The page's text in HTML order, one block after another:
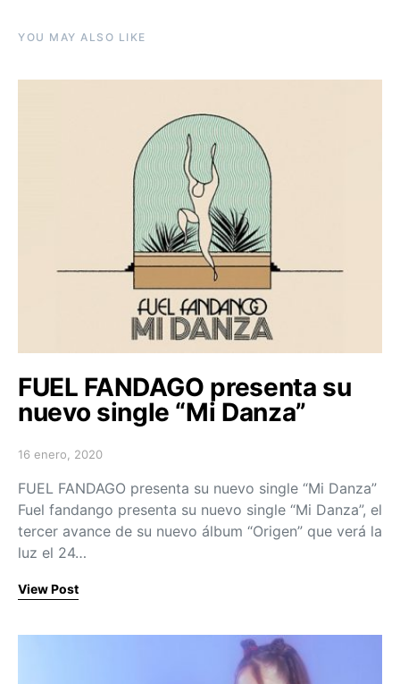
YOU MAY ALSO LIKE
FUEL FANDAGO presenta su
nuevo single “Mi Danza”
Posted on
16 enero, 2020
FUEL FANDAGO presenta su nuevo single “Mi Danza”
Fuel fandango presenta su nuevo single “Mi Danza”, el
tercer avance de su nuevo álbum “Origen” que verá la
luz el 24…
View Post